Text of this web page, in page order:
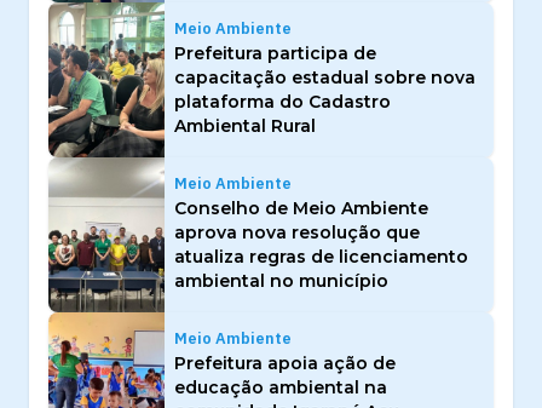
Meio Ambiente
Prefeitura participa de
capacitação estadual sobre nova
plataforma do Cadastro
Ambiental Rural
Meio Ambiente
Conselho de Meio Ambiente
aprova nova resolução que
atualiza regras de licenciamento
ambiental no município
Meio Ambiente
Prefeitura apoia ação de
educação ambiental na